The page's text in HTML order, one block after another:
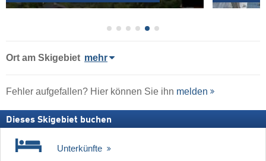
Ort am Skigebiet mehr
Fehler aufgefallen? Hier können Sie ihn melden
Dieses Skigebiet buchen
Unterkünfte